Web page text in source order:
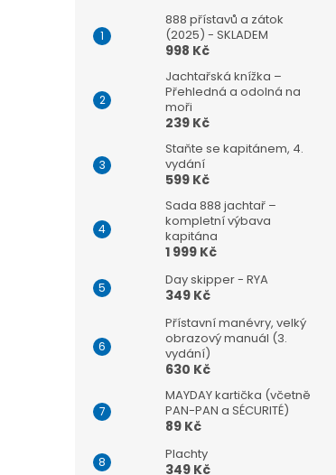
888 přístavů a zátok
(2025) - SKLADEM
998 Kč
Jachtařská knížka –
Přehledná a odolná na
moři
239 Kč
Staňte se kapitánem, 4.
vydání
599 Kč
Sada 888 jachtař –
kompletní výbava
kapitána
1 999 Kč
Day skipper - RYA
349 Kč
Přístavní manévry, velký
obrazový manuál (3.
vydání)
630 Kč
MAYDAY kartička (včetně
PAN-PAN a SÉCURITÉ)
89 Kč
Plachty
349 Kč